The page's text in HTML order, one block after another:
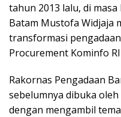
tahun 2013 lalu, di
Batam Mustofa Widjaja
transformasi
Procurement Kominfo RI
Rakornas Pengadaan
sebelumnya dibuka
dengan mengambil